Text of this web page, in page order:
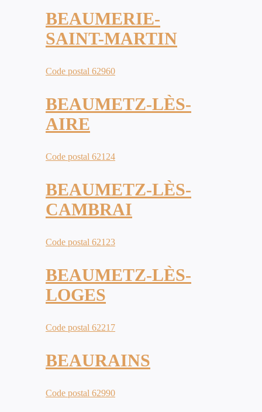
BEAUMERIE-
SAINT-MARTIN
Code postal 62960
BEAUMETZ-LÈS-
AIRE
Code postal 62124
BEAUMETZ-LÈS-
CAMBRAI
Code postal 62123
BEAUMETZ-LÈS-
LOGES
Code postal 62217
BEAURAINS
Code postal 62990